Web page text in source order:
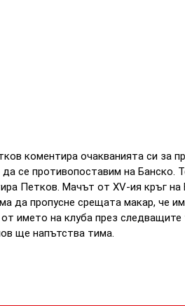
коментира очакванията си за
се противопоставим на Банско.
Петков. Мачът от XV-ия кръг на
да пропусне срещата макар, че
името на клуба през
ще напътства тима.